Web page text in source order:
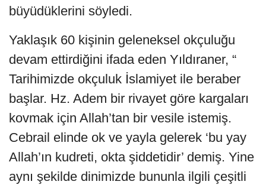
büyüdüklerini söyledi.
Yaklaşık 60 kişinin geleneksel okçuluğu
devam ettirdiğini ifada eden Yıldıraner, “
Tarihimizde okçuluk İslamiyet ile beraber
başlar. Hz. Adem bir rivayet göre kargaları
kovmak için Allah’tan bir vesile istemiş.
Cebrail elinde ok ve yayla gelerek ‘bu yay
Allah’ın kudreti, okta şiddetidir’ demiş. Yine
aynı şekilde dinimizde bununla ilgili çeşitli